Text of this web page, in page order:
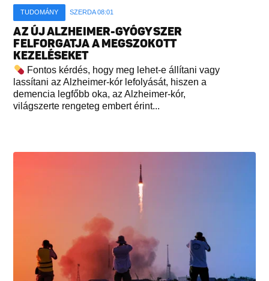
TUDOMÁNY SZERDA 08:01
AZ ÚJ ALZHEIMER-GYÓGYSZER
FELFORGATJA A MEGSZOKOTT
KEZELÉSEKET
Fontos kérdés, hogy meg lehet-e állítani vagy
lassítani az Alzheimer-kór lefolyását, hiszen a
demencia legfőbb oka, az Alzheimer-kór,
világszerte rengeteg embert érint...